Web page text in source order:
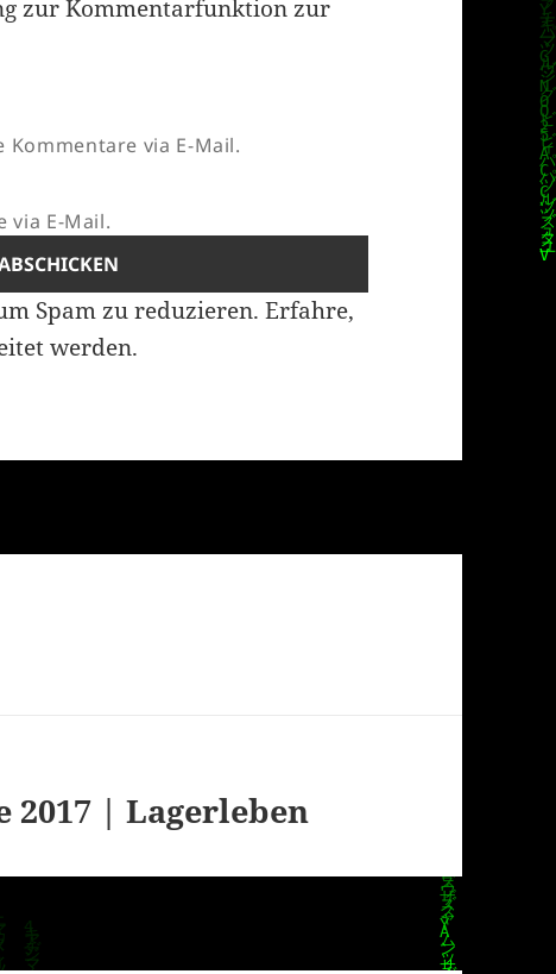
zur Kommentarfunktion zur
via E-Mail.
via E-Mail.
Spam zu reduzieren.Erfahre,
werden.
2017 | Lagerleben